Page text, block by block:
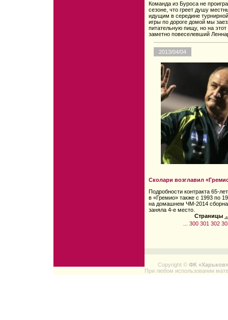
Команда из Буроса не
сезоне, что греет душу
идущим в середине
игры по дороге домой мы
питательную пищу, но на
заметно повеселевший
2013/04/04
Сколари возглавил
Подробности контракта 65-
в «Гремио» также с 1993 по
на домашнем ЧМ-2014
заняла 4-е место.
Страницы
300 301 302
Copyright © ФК «Харьков»
При любом использовании